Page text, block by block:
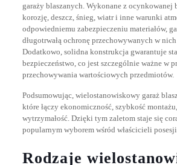
garaży blaszanych. Wykonane z ocynkowanej
korozję, deszcz, śnieg, wiatr i inne warunki
odpowiedniemu zabezpieczeniu materiałów,
długotrwałą ochronę przechowywanych w
Dodatkowo, solidna konstrukcja gwarantuje
bezpieczeństwo, co jest szczególnie ważne w
przechowywania wartościowych przedmiotów.
Podsumowując, wielostanowiskowy garaż
które łączy ekonomiczność, szybkość
wytrzymałość. Dzięki tym zaletom staje się
popularnym wyborem wśród właścicieli
Rodzaje